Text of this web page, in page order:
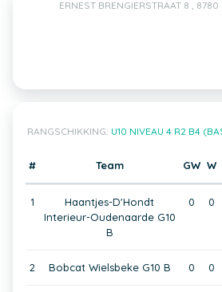
ERNEST BRENGIERSTRAAT 8 ,
RANGSCHIKKING: U10 NIVEAU 4 R2 B4
# Team GW W
1
Haantjes-D'Hondt
Interieur-Oudenaarde G10
B
0 0
2 Bobcat Wielsbeke G10 B 0 0